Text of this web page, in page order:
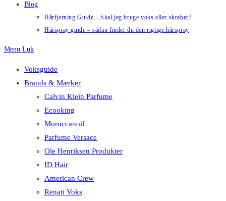
Blog
Hårfjerning Guide – Skal jeg bruge voks eller skraber?
Hårspray guide – sådan finder du den rigtige hårspray
Menu Luk
Voksguide
Brands & Mærker
Calvin Klein Parfume
Ecooking
Moroccanoil
Parfume Versace
Ole Henriksen Produkter
ID Hair
American Crew
Renati Voks